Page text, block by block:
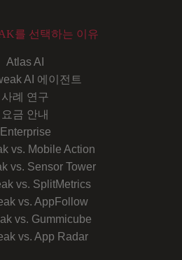
를 선택하는 이유
Atlas AI
AI 에이전트
사례 연구
요금 안내
Enterprise
vs. Mobile Action
vs. Sensor Tower
vs. SplitMetrics
vs. AppFollow
vs. Gummicube
vs. App Radar